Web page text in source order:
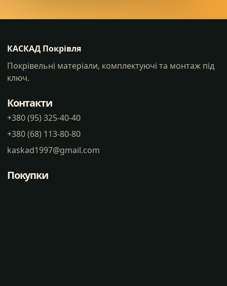
КАСКАД Покрівля
Покрівельні матеріали, комплектуючі та монтаж під
ключ.
Контакти
+380 (95) 325-40-40
+380 (68) 113-80-80
kaskad1997@gmail.com
Покупки